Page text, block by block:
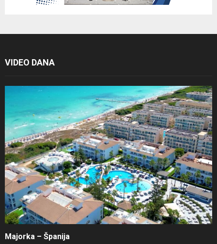
VIDEO DANA
Majorka – Španija